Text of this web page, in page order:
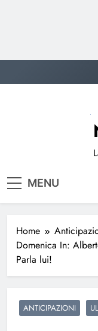
to
MENU
Home
Domenica In:
Parla lui!
ANTICIPAZIONI